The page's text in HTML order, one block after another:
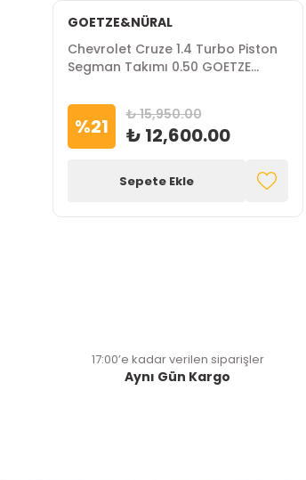
GOETZE&NÜRAL
Chevrolet Cruze 1.4 Turbo Piston
Segman Takımı 0.50 GOETZE
%21 ₺ 15,950.00
₺ 12,600.00
Sepete Ekle
17:00’e kadar verilen siparişler
Aynı Gün Kargo